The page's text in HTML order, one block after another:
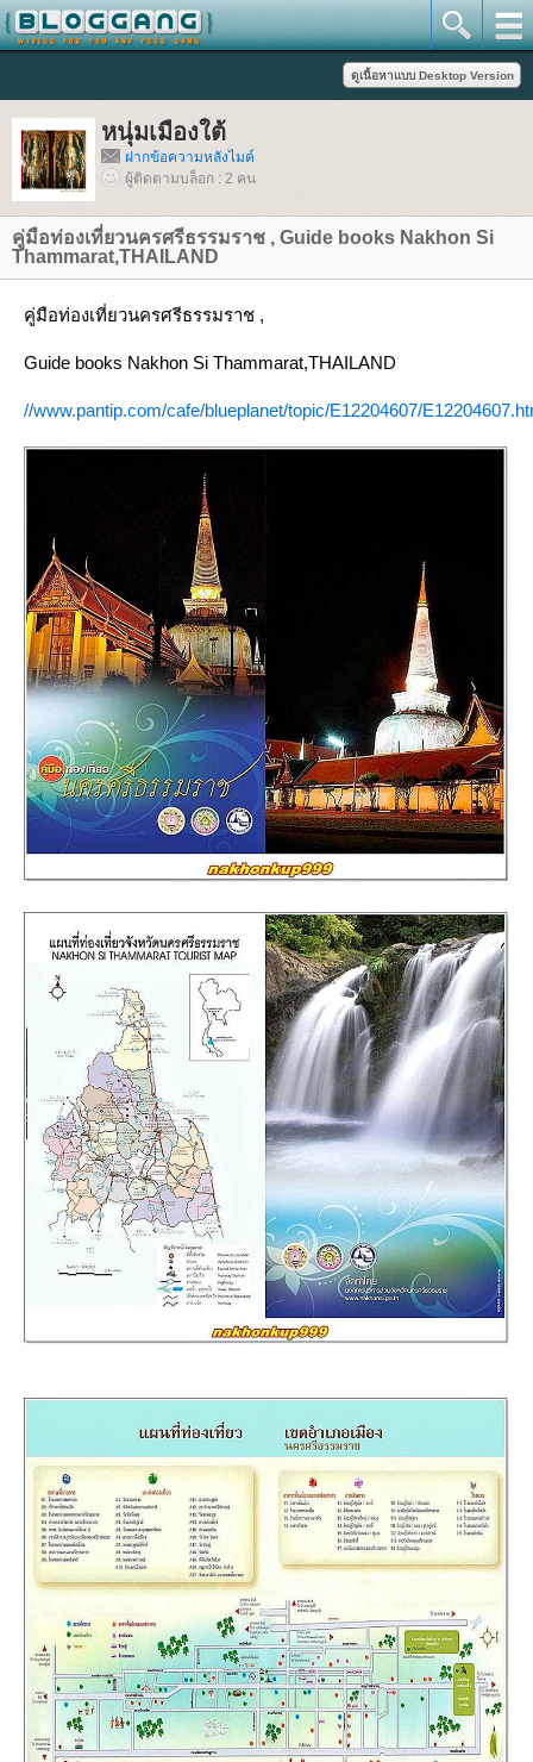
หนุ่มเมืองใต้
ฝากข้อความหลังไมค์
ผู้ติดตามบล็อก : 2 คน
คู่มือท่องเที่ยวนครศรีธรรมราช , Guide books Nakhon Si
Thammarat,THAILAND
คู่มือท่องเที่ยวนครศรีธรรมราช ,
Guide books Nakhon Si Thammarat,THAILAND
//www.pantip.com/cafe/blueplanet/topic/E12204607/